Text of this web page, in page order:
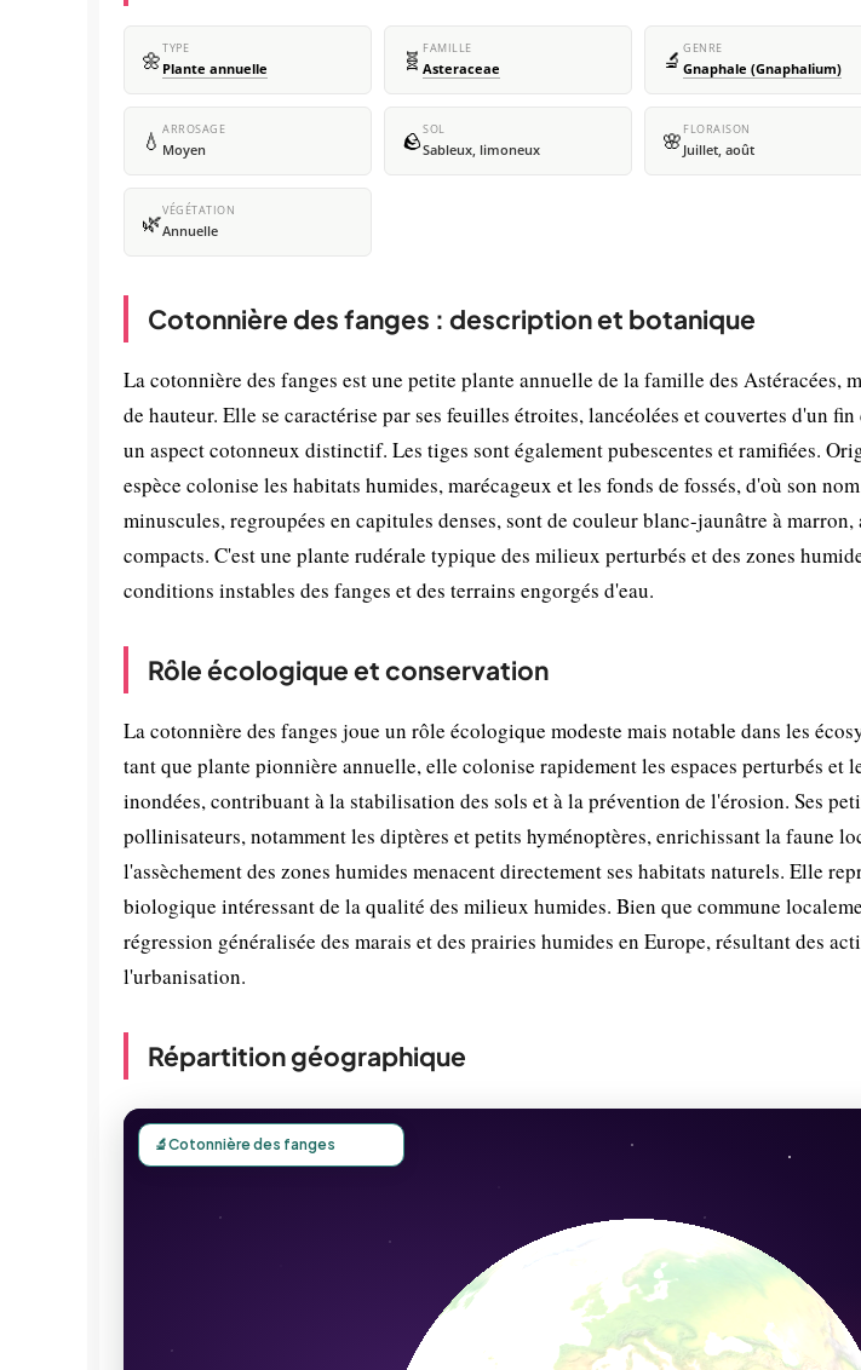
🌼TYPE
Plante annuelle 🧬 FAMILLE
Asteraceae 🔬 GENRE
Gnaphale (Gnaphalium)
💧 ARROSAGE
Moyen 🪨SOL
Sableux, limoneux 🌸 FLORAISON
Juillet, août
🌿VÉGÉTATION
Annuelle
Cotonnière des fanges : description et botanique
La cotonnière des fanges est une petite plante annuelle de la famille des Astéracées,
de hauteur. Elle se caractérise par ses feuilles étroites, lancéolées et couvertes d'un
un aspect cotonneux distinctif. Les tiges sont également pubescentes et ramifiées.
espèce colonise les habitats humides, marécageux et les fonds de fossés, d'où son
minuscules, regroupées en capitules denses, sont de couleur blanc-jaunâtre à
compacts. C'est une plante rudérale typique des milieux perturbés et des zones
conditions instables des fanges et des terrains engorgés d'eau.
Rôle écologique et conservation
La cotonnière des fanges joue un rôle écologique modeste mais notable dans les
tant que plante pionnière annuelle, elle colonise rapidement les espaces perturbés et
inondées, contribuant à la stabilisation des sols et à la prévention de l'érosion. Ses
pollinisateurs, notamment les diptères et petits hyménoptères, enrichissant la faune
l'assèchement des zones humides menacent directement ses habitats naturels. Elle
biologique intéressant de la qualité des milieux humides. Bien que commune
régression généralisée des marais et des prairies humides en Europe, résultant des
l'urbanisation.
Répartition géographique